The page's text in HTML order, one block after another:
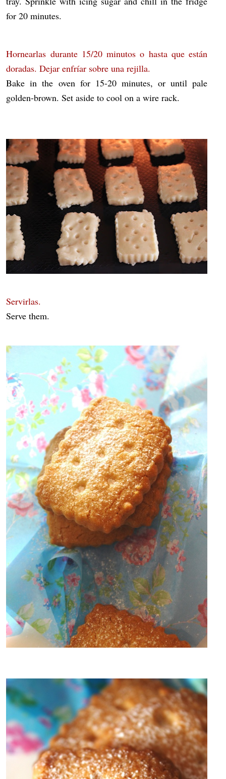
for 20 minutes.
Hornearlas durante 15/20 minutos o hasta que están
doradas. Dejar enfríar sobre una rejilla.
Bake in the oven for 15-20 minutes, or until pale
golden-brown. Set aside to cool on a wire rack.
Servirlas.
Serve them.